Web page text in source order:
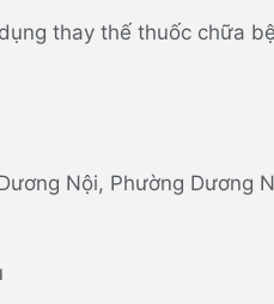
thay thế thuốc chữa
Nội, Phường Dương